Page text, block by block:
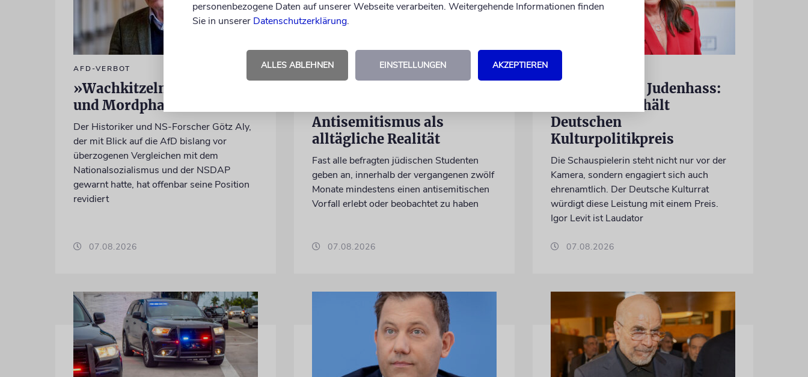
AFD-VERBOT
»Wachkitzeln von Gewalt-
und Mordphantasien«
Der Historiker und NS-Forscher Götz Aly,
der mit Blick auf die AfD bislang vor
überzogenen Vergleichen mit dem
Nationalsozialismus und der NSDAP
gewarnt hatte, hat offenbar seine Position
revidiert
07.08.2026
KANADA
Antisemitismus als
alltägliche Realität
Fast alle befragten jüdischen Studenten
geben an, innerhalb der vergangenen zwölf
Monate mindestens einen antisemitischen
Vorfall erlebt oder beobachtet zu haben
07.08.2026
Einsatz gegen Judenhass:
Iris Berben erhält
Deutschen
Kulturpolitikpreis
Die Schauspielerin steht nicht nur vor der
Kamera, sondern engagiert sich auch
ehrenamtlich. Der Deutsche Kulturrat
würdigt diese Leistung mit einem Preis.
Igor Levit ist Laudator
07.08.2026
personenbezogene Daten auf unserer Webseite verarbeiten. Weitergehende Informationen finden
Sie in unserer Datenschutzerklärung.
ALLES ABLEHNEN EINSTELLUNGEN AKZEPTIEREN